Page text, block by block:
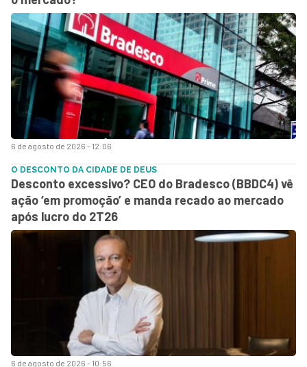
6 de agosto de 2026 - 12:06
6 de agosto de 2026 - 10:56
O DESCONTO DA CIDADE DE DEUS
Desconto excessivo? CEO do Bradesco (BBDC4) vê
ação ‘em promoção’ e manda recado ao mercado
após lucro do 2T26